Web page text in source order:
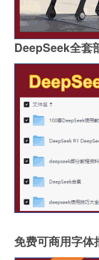
DeepSeek全套
免费可商用字体